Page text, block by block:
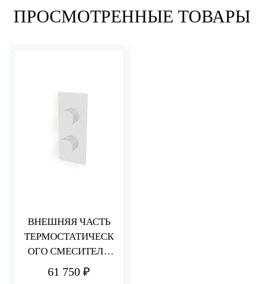
ПРОСМОТРЕННЫЕ ТОВАРЫ
ВНЕШНЯЯ ЧАСТЬ
ТЕРМОСТАТИЧЕСК
ОГО СМЕСИТЕЛЯ
НА 3
61 750 ₽